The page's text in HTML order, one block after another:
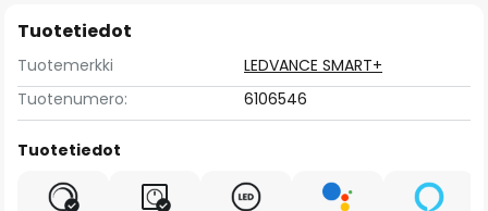
Tuotetiedot
Tuotemerkki
LEDVANCE SMART+
Tuotenumero:
6106546
Tuotetiedot